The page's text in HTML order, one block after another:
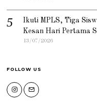
Ikuti MPLS, Tiga
Kesan Hari Pertama
13/07/2026
FOLLOW US